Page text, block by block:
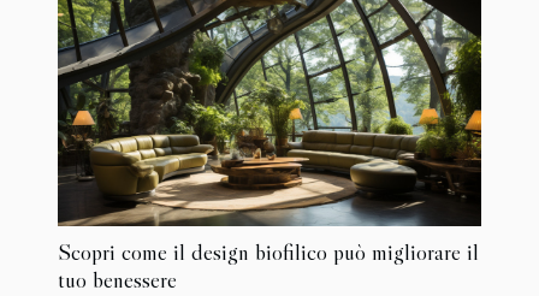
Scopri come il design biofilico può migliorare il
tuo benessere